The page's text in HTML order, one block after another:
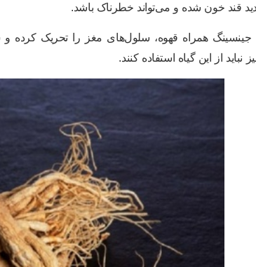
قند خون شده و می‌تواند خطرناک باشد.
همراه قهوه، سلول‌های مغز را تحریک کرده
نباید از این گیاه استفاده کنند.